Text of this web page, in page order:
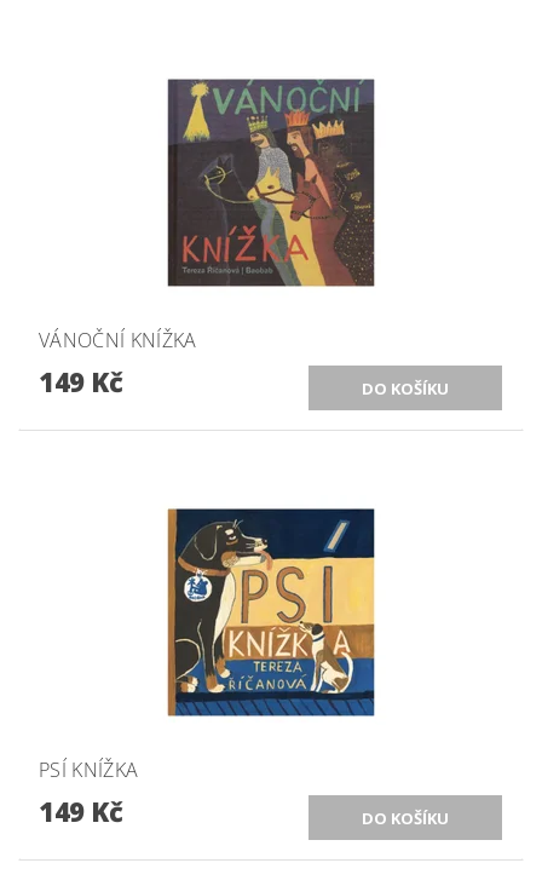
VÁNOČNÍ KNÍŽKA
149 Kč
PSÍ KNÍŽKA
149 Kč